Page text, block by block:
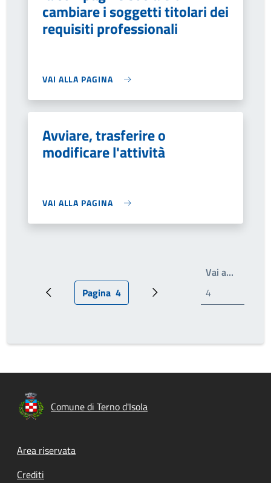
cambiare i soggetti titolari dei
requisiti professionali
VAI ALLA PAGINA
Avviare, trasferire o
modificare l'attività
VAI ALLA PAGINA
Pagina precedentePagina attuale
Pagina 4 Prossima pagina
Vai a…
Comune di Terno d'Isola
Footer menu
Area riservata
Crediti